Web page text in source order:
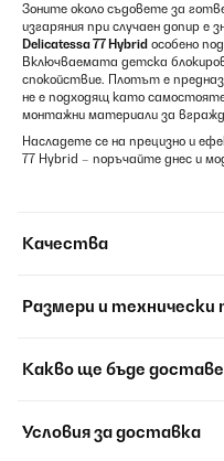
Зоните около съдовете за
изгаряния при случаен допир е
Delicatessa 77 Hybrid особено
Включваемата детска
спокойствие. Плотът е
не е подходящ като
монтажни материали за
Насладете се на прецизно и
77 Hybrid – поръчайте днес и
Качества
Размери и технически
Какво ще бъде
Условия за доставка